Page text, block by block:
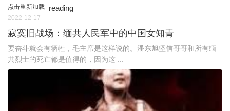
点击重新加载 reading
2022-12-17
寂寞旧战场：缅共人民军中的中国女知青
要奋斗就会有牺牲，毛主席是这样说的。潘东旭坚信哥哥和所有缅
共烈士的死亡都是值得的，因为这 ...